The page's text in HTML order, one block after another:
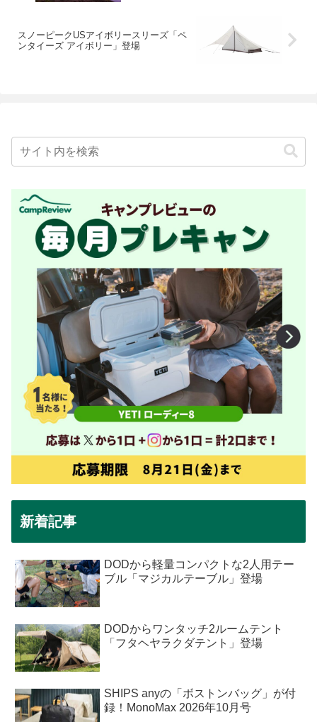
スノーピークUSアイボリースリーズ「ペ
ンタイーズ アイボリー」登場
新着記事
DODから軽量コンパクトな2人用テー
ブル「マジカルテーブル」登場
DODからワンタッチ2ルームテント
「フタヘヤラクダテント」登場
SHIPS anyの「ボストンバッグ」が付
録！MonoMax 2026年10月号